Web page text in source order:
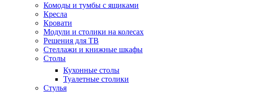
Комоды и тумбы с ящиками
Кресла
Кровати
Модули и столики на колесах
Решения для ТВ
Стеллажи и книжные шкафы
Столы
Кухонные столы
Туалетные столики
Стулья